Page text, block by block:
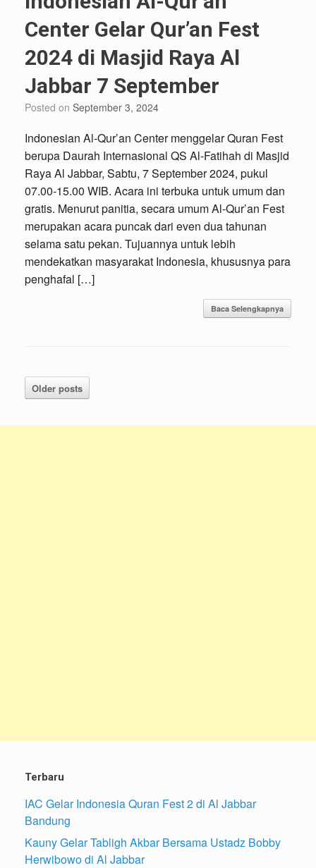
Center Gelar Qur’an Fest
2024 di Masjid Raya Al
Jabbar 7 September
Posted on September 3, 2024
Indonesian Al-Qur’an Center menggelar Quran Fest
berupa Daurah Internasional QS Al-Fatihah di Masjid
Raya Al Jabbar, Sabtu, 7 September 2024, pukul
07.00-15.00 WIB. Acara ini terbuka untuk umum dan
gratis. Menurut panitia, secara umum Al-Qur’an Fest
merupakan acara puncak dari even dua tahunan
selama satu pekan. Tujuannya untuk lebih
mendekatkan masyarakat Indonesia, khususnya para
penghafal […]
Baca Selengkapnya
Older posts
Terbaru
IAC Gelar Indonesia Quran Fest 2 di Al Jabbar
Bandung
Kauny Gelar Tabligh Akbar Bersama Ustadz Bobby
Herwibowo di Al Jabbar